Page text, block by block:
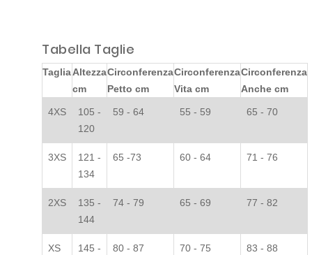
Tabella Taglie
TagliaAltezza
cm
Circonferenza
Petto cm
Circonferenza
Vita cm
Circonferenza
Anche cm
4XS
105 -
120
59 - 64 55 - 59 65 - 70
3XS
121 -
134
65 -73 60 - 64 71 - 76
2XS
135 -
144
74 - 79 65 - 69 77 - 82
XS
145 -
80 - 87 70 - 75 83 - 88